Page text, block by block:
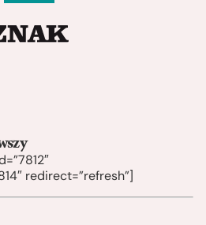
redirect=”refresh”]